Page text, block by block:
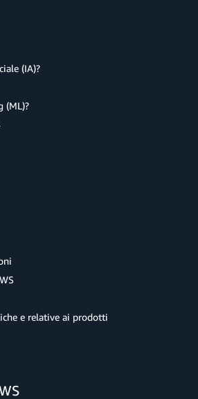
(IA)?
(ML)?
e relative ai prodotti